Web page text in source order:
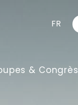
FR
& Congrès